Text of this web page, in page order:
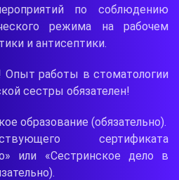
по соблюдению
режима на рабочем
и антисептики.
Опыт работы в стоматологии
сестры обязателен!
образование (обязательно).
сертификата
или «Сестринское дело в